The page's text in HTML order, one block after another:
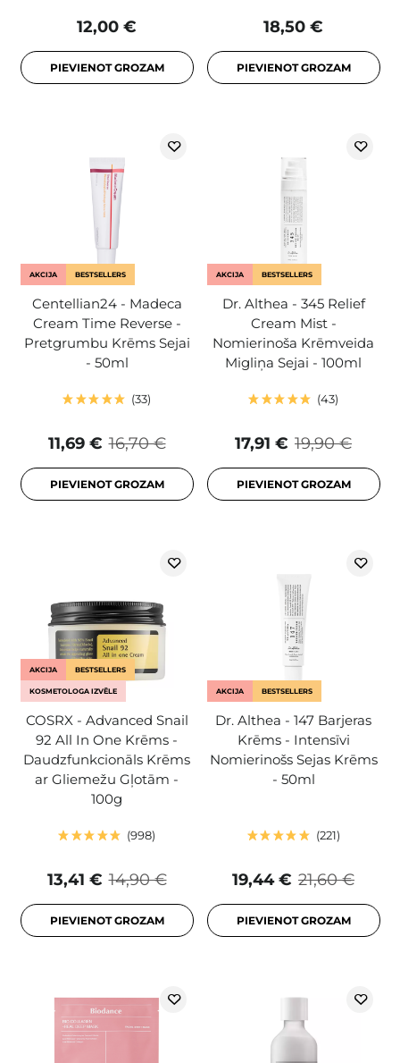
12,00 €
PIEVIENOT GROZAM
18,50 €
PIEVIENOT GROZAM
AKCIJA BESTSELLERS
Centellian24 - Madeca
Cream Time Reverse -
Pretgrumbu Krēms Sejai
- 50ml
33
16,70 €
11,69 €
PIEVIENOT GROZAM
AKCIJA BESTSELLERS
Dr. Althea - 345 Relief
Cream Mist -
Nomierinoša Krēmveida
Migliņa Sejai - 100ml
43
19,90 €
17,91 €
PIEVIENOT GROZAM
AKCIJA BESTSELLERS
KOSMETOLOGA IZVĒLE
COSRX - Advanced Snail
92 All In One Krēms -
Daudzfunkcionāls Krēms
ar Gliemežu Gļotām -
100g
998
14,90 €
13,41 €
PIEVIENOT GROZAM
AKCIJA BESTSELLERS
Dr. Althea - 147 Barjeras
Krēms - Intensīvi
Nomierinošs Sejas Krēms
- 50ml
221
21,60 €
19,44 €
PIEVIENOT GROZAM